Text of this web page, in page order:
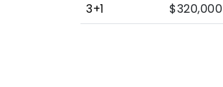
3+1
$320,000